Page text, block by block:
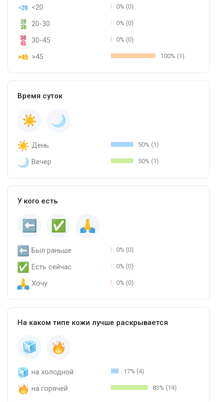
<20 0% (0)
20-30 0% (0)
30-45 0% (0)
>45 100% (1)
Время суток
День 50% (1)
Вечер 50% (1)
У кого есть
Был раньше 0% (0)
Есть сейчас 0% (0)
Хочу 0% (0)
На каком типе кожи лучше раскрывается
на холодной 17% (4)
на горячей 83% (19)